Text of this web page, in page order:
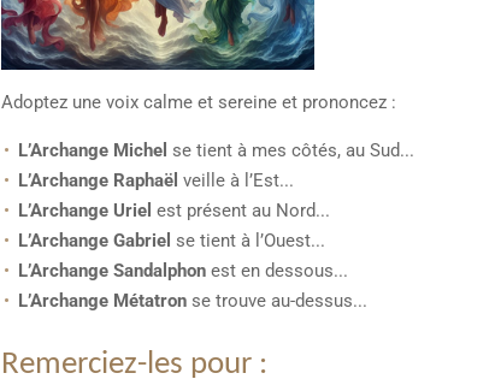
Adoptez une voix calme et sereine et prononcez :
L’Archange Michel se tient à mes côtés, au Sud...
L’Archange Raphaël veille à l’Est...
L’Archange Uriel est présent au Nord...
L’Archange Gabriel se tient à l’Ouest...
L’Archange Sandalphon est en dessous...
L’Archange Métatron se trouve au-dessus...
Remerciez-les pour :